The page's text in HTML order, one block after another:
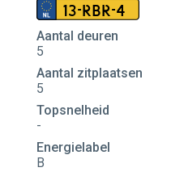
13-RBR-4
Aantal deuren
5
Aantal zitplaatsen
5
Topsnelheid
-
Energielabel
B